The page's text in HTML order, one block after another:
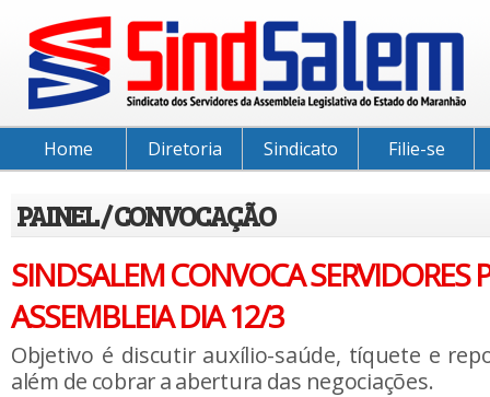
Home Diretoria Sindicato Filie-se
PAINEL / CONVOCAÇÃO
SINDSALEM CONVOCA SERVIDORES
ASSEMBLEIA DIA 12/3
Objetivo é discutir auxílio-saúde, tíquete e
além de cobrar a abertura das negociações.